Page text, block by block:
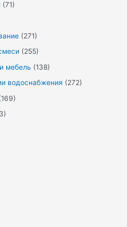
(71)
(271)
(255)
мебель (138)
водоснабжения (272)